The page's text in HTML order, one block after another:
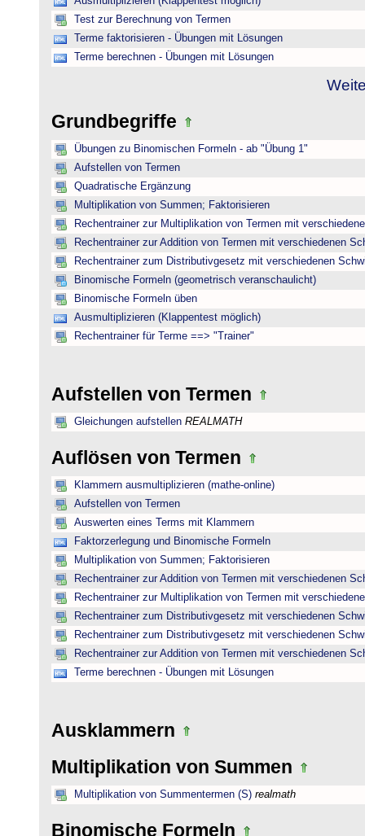
Test zur Berechnung von Termen
Terme faktorisieren - Übungen mit Lösungen
Terme berechnen - Übungen mit Lösungen
Grundbegriffe
Übungen zu Binomischen Formeln - ab "Übung 1"
Aufstellen von Termen
Quadratische Ergänzung
Multiplikation von Summen; Faktorisieren
Rechentrainer zur Multiplikation von Termen mit
Rechentrainer zur Addition von Termen mit verschiedenen
Rechentrainer zum Distributivgesetz mit verschiedenen
Binomische Formeln (geometrisch veranschaulicht)
Binomische Formeln üben
Ausmultiplizieren (Klappentest möglich)
Rechentrainer für Terme ==> "Trainer"
Aufstellen von Termen
Gleichungen aufstellen REALMATH
Auflösen von Termen
Klammern ausmultiplizieren (mathe-online)
Aufstellen von Termen
Auswerten eines Terms mit Klammern
Faktorzerlegung und Binomische Formeln
Multiplikation von Summen; Faktorisieren
Rechentrainer zur Addition von Termen mit verschiedenen
Rechentrainer zur Multiplikation von Termen mit
Rechentrainer zum Distributivgesetz mit verschiedenen
Rechentrainer zum Distributivgesetz mit verschiedenen
Rechentrainer zur Addition von Termen mit verschiedenen
Terme berechnen - Übungen mit Lösungen
Ausklammern
Multiplikation von Summen
Multiplikation von Summentermen (S) realmath
Binomische Formeln